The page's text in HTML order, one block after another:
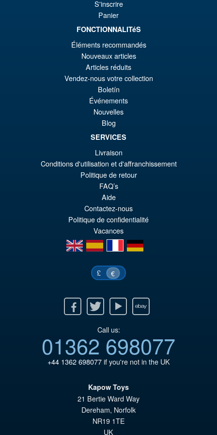
Case
AJOUTER AU PANIER
Star Wars The Vintage
Collection Death Watch
Mandalorian
AJOUTER AU PANIER
S'inscrire
Panier
FONCTIONNALITéS
Éléments recommandés
Nouveaux articles
Articles réduits
Vendez-nous votre collection
Boletín
Événements
Nouvelles
Blog
SERVICES
Livraison
Conditions d'utilisation et d'affranchissement
Politique de retour
FAQ’s
Aide
Contactez-nous
Politique de confidentialité
Vacances
en
es fr de
£ €
Twitter Youtube Ebay
Call us:
01362 698077
+44 1362 698077if you're not in the UK
Kapow Toys
21 Bertie Ward Way
Dereham, Norfolk
NR19 1TE
UK